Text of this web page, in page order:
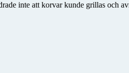
inte att korvar kunde grillas och